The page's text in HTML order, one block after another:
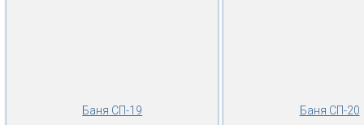
Баня СП-19
Баня СП-20